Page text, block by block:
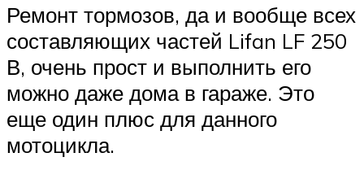
Ремонт тормозов, да и вообще всех
составляющих частей Lifan LF 250
В, очень прост и выполнить его
можно даже дома в гараже. Это
еще один плюс для данного
мотоцикла.